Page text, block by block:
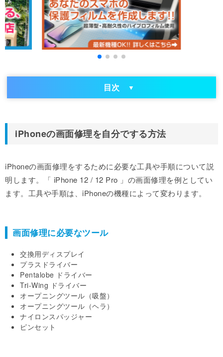
目次
iPhoneの画面修理を自分でする方法
iPhoneの画面修理をするために必要な工具や手順について説
明します。「 iPhone 12 / 12 Pro 」の画面修理を例としてい
ます。工具や手順は、iPhoneの機種によって変わります。
画面修理に必要なツール
交換用ディスプレイ
プラスドライバー
Pentalobe ドライバー
Tri-Wing ドライバー
オープニングツール（吸盤）
オープニングツール（ヘラ）
ナイロンスパッジャー
ピンセット